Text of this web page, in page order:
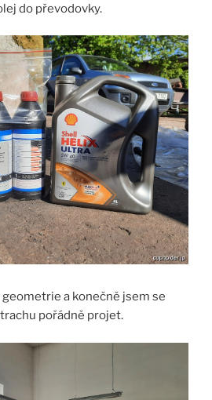
do převodovky.
geometrie a konečně jsem se
pořádně projet.